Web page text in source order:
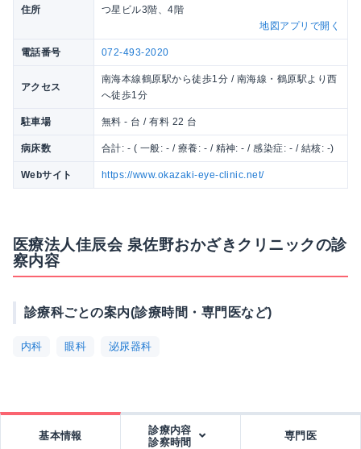
住所
つ星ビル3階、4階
地図アプリで開く
電話番号 072-493-2020
アクセス
南海本線鶴原駅から徒歩1分 / 南海線・鶴原駅より西
へ徒歩1分
駐車場 無料 - 台 / 有料 22 台
病床数 合計: - ( 一般: - / 療養: - / 精神: - / 感染症: - / 結核: -)
Webサイト https://www.okazaki-eye-clinic.net/
医療法人佳辰会 泉佐野おかざきクリニックの診
察内容
診療科ごとの案内(診療時間・専門医など)
内科 眼科 泌尿器科
基本情報
診療内容
診察時間
専門医